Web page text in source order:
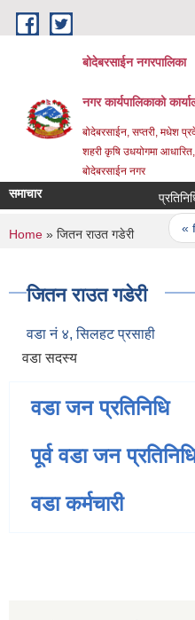
Skip to main content
बोदेबरसाईन नगरपालिका
नगर कार्यपालिकाको
बोदेबरसाईन, सप्तरी, मधेश
शहरी कृषि उधयोगमा
बोदेबरसाईन नगर
समाचार
«
You are here
Home » जितन राउत गडेरी
जितन राउत गडेरी
वडा नं‍ ४, सिलहट प्रसाही
वडा सदस्य
वडा जन प्रतिनिधि
पूर्व वडा जन
वडा कर्मचारी